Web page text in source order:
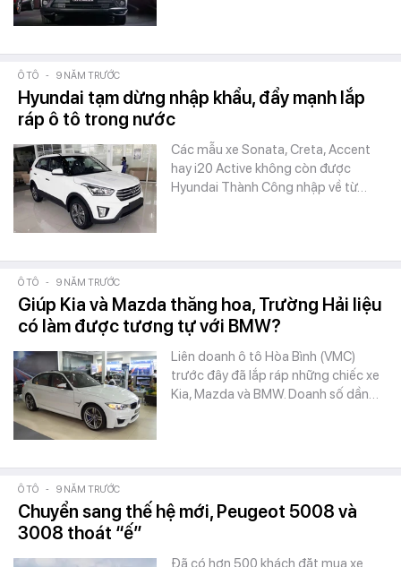
Ô TÔ - 9 NĂM TRƯỚC
Hyundai tạm dừng nhập khẩu, đẩy mạnh lắp
ráp ô tô trong nước
Các mẫu xe Sonata, Creta, Accent
hay i20 Active không còn được
Hyundai Thành Công nhập về từ…
Ô TÔ - 9 NĂM TRƯỚC
Giúp Kia và Mazda thăng hoa, Trường Hải liệu
có làm được tương tự với BMW?
Liên doanh ô tô Hòa Bình (VMC)
trước đây đã lắp ráp những chiếc xe
Kia, Mazda và BMW. Doanh số dần…
Ô TÔ - 9 NĂM TRƯỚC
Chuyển sang thế hệ mới, Peugeot 5008 và
3008 thoát “ế”
Đã có hơn 500 khách đặt mua xe